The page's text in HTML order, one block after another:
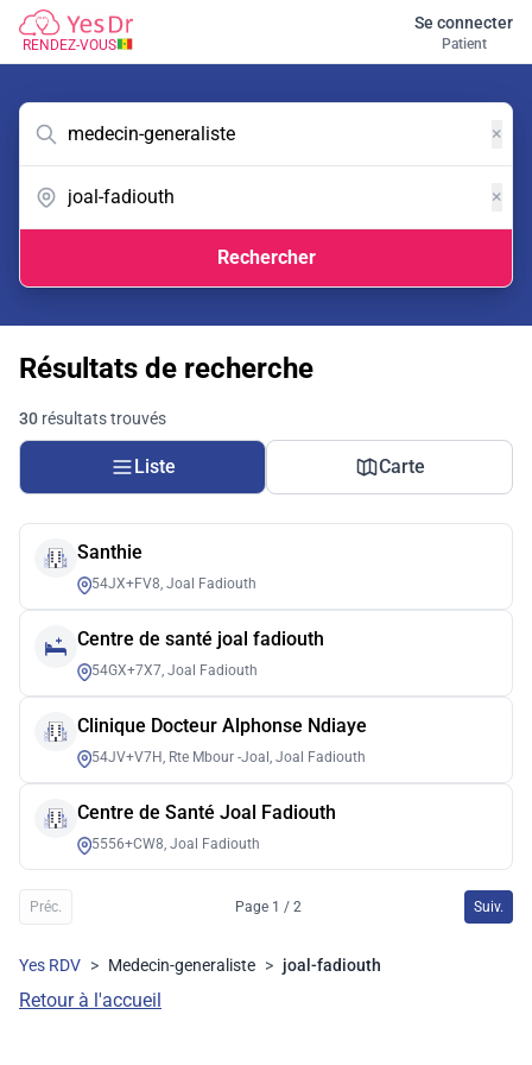
RENDEZ-VOUS
Se connecter
Patient
×
×
Rechercher
Résultats de recherche
30 résultats trouvés
Liste Carte
Santhie
54JX+FV8, Joal Fadiouth
Centre de santé joal fadiouth
54GX+7X7, Joal Fadiouth
Clinique Docteur Alphonse Ndiaye
54JV+V7H, Rte Mbour -Joal, Joal Fadiouth
Centre de Santé Joal Fadiouth
5556+CW8, Joal Fadiouth
Préc. Page 1 / 2 Suiv.
Yes RDV > Medecin-generaliste > joal-fadiouth
Retour à l'accueil